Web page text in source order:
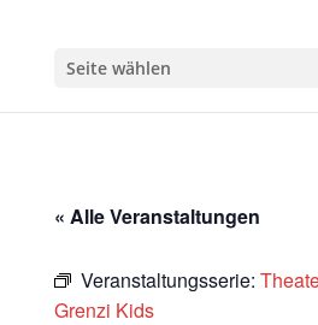
Seite wählen
« Alle Veranstaltungen
Veranstaltungsserie:
Grenzi Kids